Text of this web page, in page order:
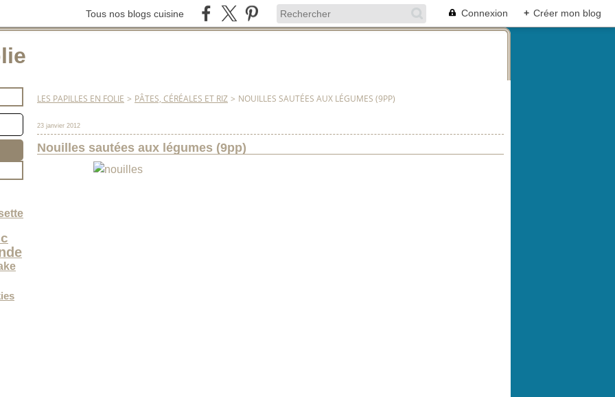
Tous nos blogs cuisine Connexion + Créer mon blog
LES PAPILLES EN FOLIE > PÂTES, CÉRÉALES ET RIZ > NOUILLES SAUTÉES AUX LÉGUMES (9PP)
23 janvier 2012
Nouilles sautées aux légumes (9pp)